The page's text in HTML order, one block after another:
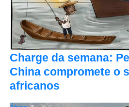
Charge da semana:
China compromete o
africanos